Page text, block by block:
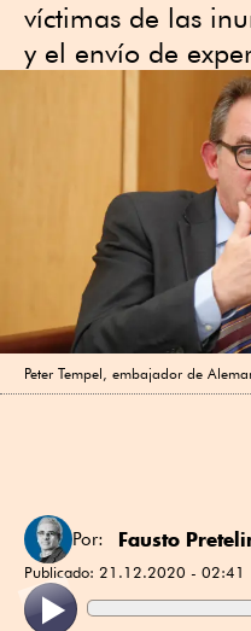
víctimas de las
y el envío de
Peter Tempel, embajador de
Por: Fausto
Publicado: 21.12.2020 - 02:41